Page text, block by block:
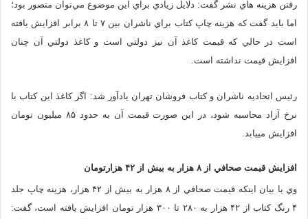
رفتن هزينه هاي نشر گفت: دلايل زيادي براي اين موضوع مي‌توان متصور بود؛
اما بايد گفت که هزينه چاپ کتاب براي ناشران بين ۷ تا ۸ برابر افزايش يافته
است در حالي که قيمت کاغذ آن نيز دولتي است و کاغذ دولتي آن چنان
افزايش قيمت نداشته است.
رئيس اتحاديه ناشران و کتاب فروشان تهران يادآور شد: اگر کاغذ اين کتاب با
نرخ آزاد محاسبه شود، در اين صورت قيمت آن به حدود ۸۵ ميليون تومان
افزايش مييابد.
افزايش قيمت صحافي از ۸ هزار به بيش از ۴۲ هزارتومان
وي با بيان اينکه قيمت صحافي از ۸ هزار به بيش از ۴۲ هزار، هزينه چاپ جلد
۴ رنگ کتاب از ۴۲ هزار به ۲۸۰ تا ۳۰۰ هزار تومان افزايش يافته است، گفت: